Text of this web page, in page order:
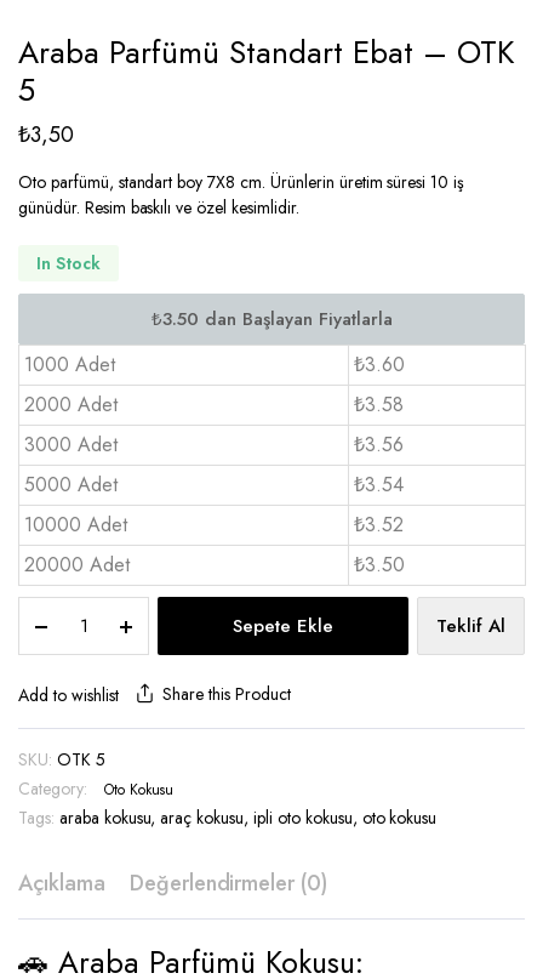
Araba Parfümü Standart Ebat – OTK
5
₺3,50
Oto parfümü, standart boy 7X8 cm. Ürünlerin üretim süresi 10 iş
günüdür. Resim baskılı ve özel kesimlidir.
In Stock
1000 Adet
₺3.60
2000 Adet
₺3.58
3000 Adet
₺3.56
5000 Adet
₺3.54
10000 Adet
₺3.52
20000 Adet
₺3.50
Parfümü
Standart
Ebat
5
quantity
Sepete Ekle Teklif Al
Add to wishlist Share this Product
SKU: OTK 5
Category:
Oto Kokusu
Tags: araba kokusu,araç kokusu,ipli oto kokusu, oto kokusu
Açıklama Değerlendirmeler (0)
🚗 Araba Parfümü Kokusu: